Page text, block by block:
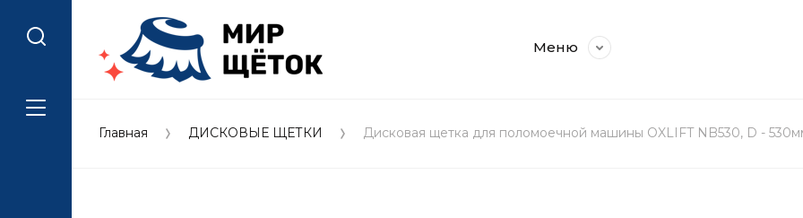
Меню
Главная ДИСКОВЫЕ ЩЕТКИ Дисковая щетка для поломоечной машины OXLIFT NB530, D -